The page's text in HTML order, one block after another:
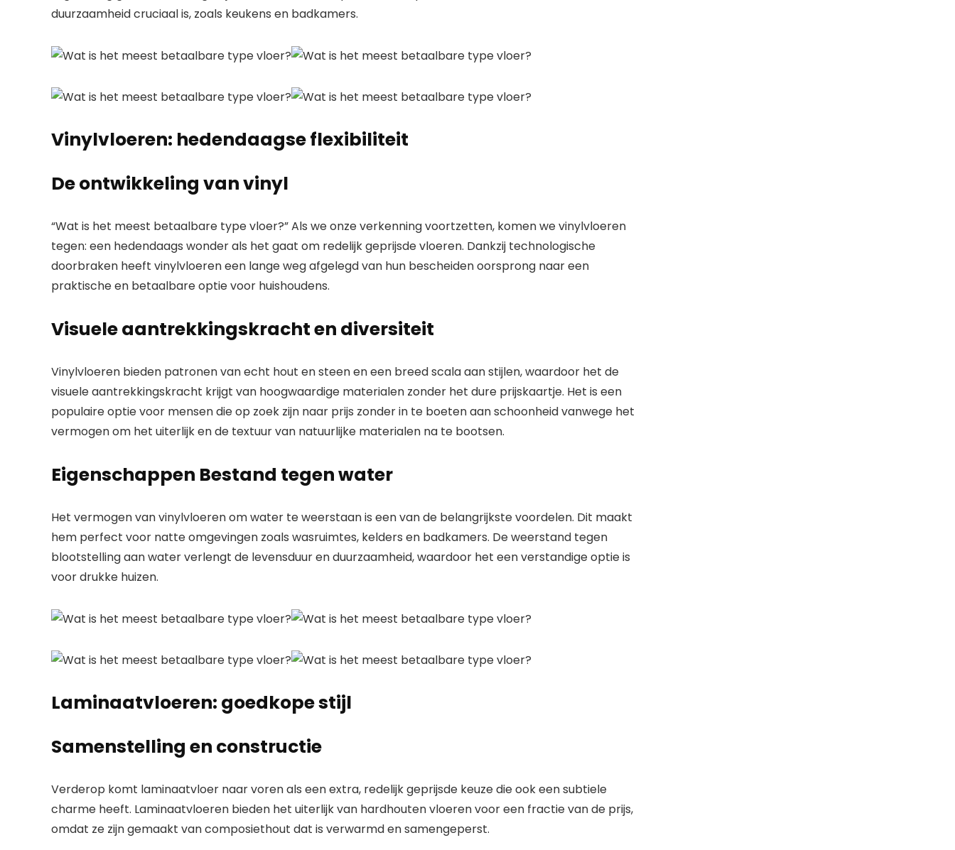
duurzaamheid cruciaal is, zoals keukens en badkamers.
Vinylvloeren: hedendaagse flexibiliteit
De ontwikkeling van vinyl
“Wat is het meest betaalbare type vloer?” Als we onze verkenning voortzetten, komen we vinylvloeren
tegen: een hedendaags wonder als het gaat om redelijk geprijsde vloeren. Dankzij technologische
doorbraken heeft vinylvloeren een lange weg afgelegd van hun bescheiden oorsprong naar een
praktische en betaalbare optie voor huishoudens.
Visuele aantrekkingskracht en diversiteit
Vinylvloeren bieden patronen van echt hout en steen en een breed scala aan stijlen, waardoor het de
visuele aantrekkingskracht krijgt van hoogwaardige materialen zonder het dure prijskaartje. Het is een
populaire optie voor mensen die op zoek zijn naar prijs zonder in te boeten aan schoonheid vanwege het
vermogen om het uiterlijk en de textuur van natuurlijke materialen na te bootsen.
Eigenschappen Bestand tegen water
Het vermogen van vinylvloeren om water te weerstaan ​​is een van de belangrijkste voordelen. Dit maakt
hem perfect voor natte omgevingen zoals wasruimtes, kelders en badkamers. De weerstand tegen
blootstelling aan water verlengt de levensduur en duurzaamheid, waardoor het een verstandige optie is
voor drukke huizen.
Laminaatvloeren: goedkope stijl
Samenstelling en constructie
Verderop komt laminaatvloer naar voren als een extra, redelijk geprijsde keuze die ook een subtiele
charme heeft. Laminaatvloeren bieden het uiterlijk van hardhouten vloeren voor een fractie van de prijs,
omdat ze zijn gemaakt van composiethout dat is verwarmd en samengeperst.